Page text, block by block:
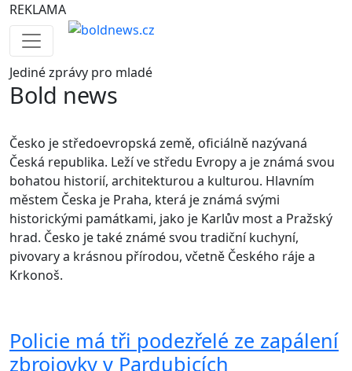
REKLAMA
Jedinézprávy pro mladé
Bold news
Česko je středoevropská země, oficiálně nazývaná
Česká republika. Leží ve středu Evropy a je známá svou
bohatou historií, architekturou a kulturou. Hlavním
městem Česka je Praha, která je známá svými
historickými památkami, jako je Karlův most a Pražský
hrad. Česko je také známé svou tradiční kuchyní,
pivovary a krásnou přírodou, včetně Českého ráje a
Krkonoš.
Policie má tři podezřelé ze zapálení
zbrojovky v Pardubicích